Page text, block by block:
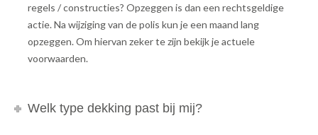
regels / constructies? Opzeggen is dan een rechtsgeldige
actie. Na wijziging van de polis kun je een maand lang
opzeggen. Om hiervan zeker te zijn bekijk je actuele
voorwaarden.
Welk type dekking past bij mij?